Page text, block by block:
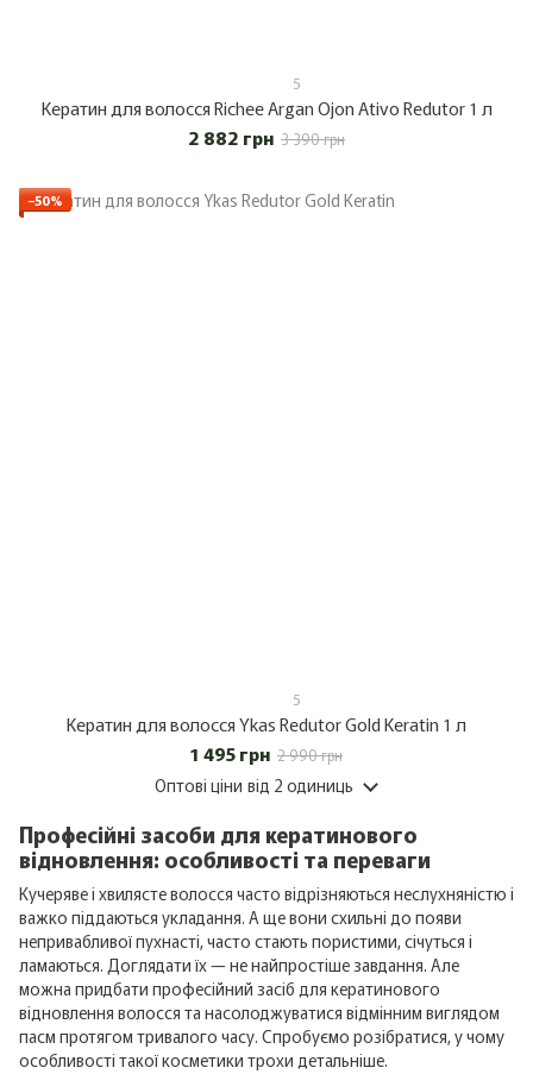
5
Кератин для волосся Richee Argan Ojon Ativo Redutor 1 л
2 882 грн 3 390 грн
−50%
5
Кератин для волосся Ykas Redutor Gold Keratin 1 л
1 495 грн 2 990 грн
Оптові ціни від 2 одиниць
Професійні засоби для кератинового
відновлення: особливості та переваги
Кучеряве і хвилясте волосся часто відрізняються неслухняністю і
важко піддаються укладання. А ще вони схильні до появи
непривабливої ​​пухнасті, часто стають пористими, січуться і
ламаються. Доглядати їх — не найпростіше завдання. Але
можна придбати професійний засіб для кератинового
відновлення волосся та насолоджуватися відмінним виглядом
пасм протягом тривалого часу. Спробуємо розібратися, у чому
особливості такої косметики трохи детальніше.